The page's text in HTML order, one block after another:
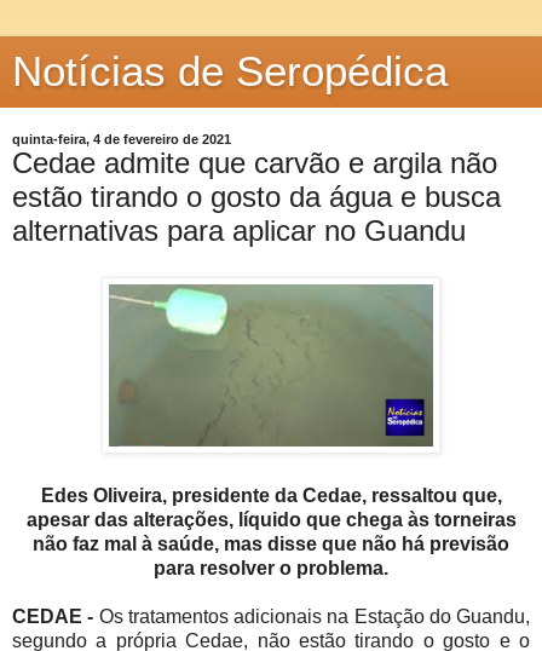
Notícias de Seropédica
quinta-feira, 4 de fevereiro de 2021
Cedae admite que carvão e argila não
estão tirando o gosto da água e busca
alternativas para aplicar no Guandu
Edes Oliveira, presidente da Cedae, ressaltou que,
apesar das alterações, líquido que chega às torneiras
não faz mal à saúde, mas disse que não há previsão
para resolver o problema.
CEDAE - Os tratamentos adicionais na Estação do Guandu,
segundo a própria Cedae, não estão tirando o gosto e o